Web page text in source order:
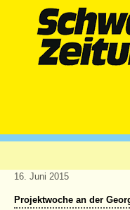
16. Juni 2015
Projektwoche an der